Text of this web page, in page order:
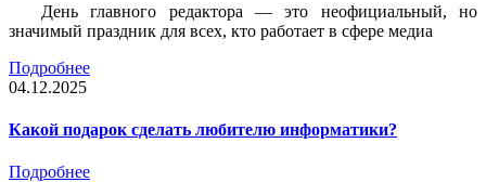
День главного редактора — это неофициальный, но
значимый праздник для всех, кто работает в сфере медиа
Подробнее
04.12.2025
Какой подарок сделать любителю информатики?
Подробнее